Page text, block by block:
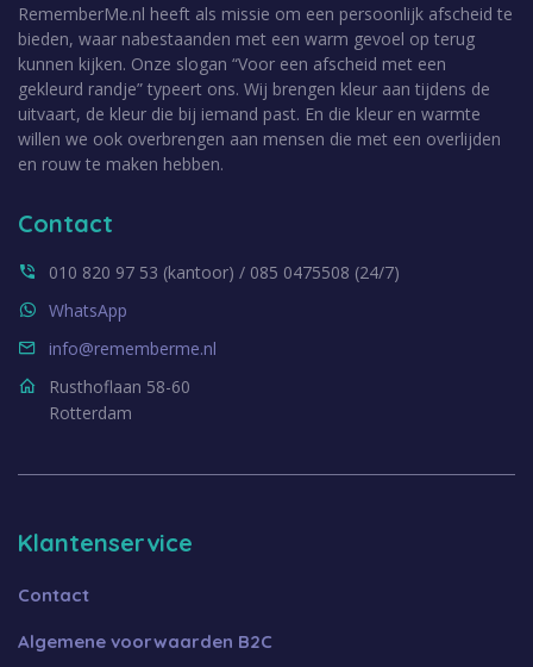
Contact
010 820 97 53 (kantoor) / 085 0475508 (24/7)
WhatsApp
info@rememberme.nl
Rusthoflaan 58-60
Rotterdam
RememberMe.nl heeft als missie om een persoonlijk afscheid te
bieden, waar nabestaanden met een warm gevoel op terug
kunnen kijken. Onze slogan “Voor een afscheid met een
gekleurd randje” typeert ons. Wij brengen kleur aan tijdens de
uitvaart, de kleur die bij iemand past. En die kleur en warmte
willen we ook overbrengen aan mensen die met een overlijden
en rouw te maken hebben.
Klantenservice
Contact
Algemene voorwaarden B2C